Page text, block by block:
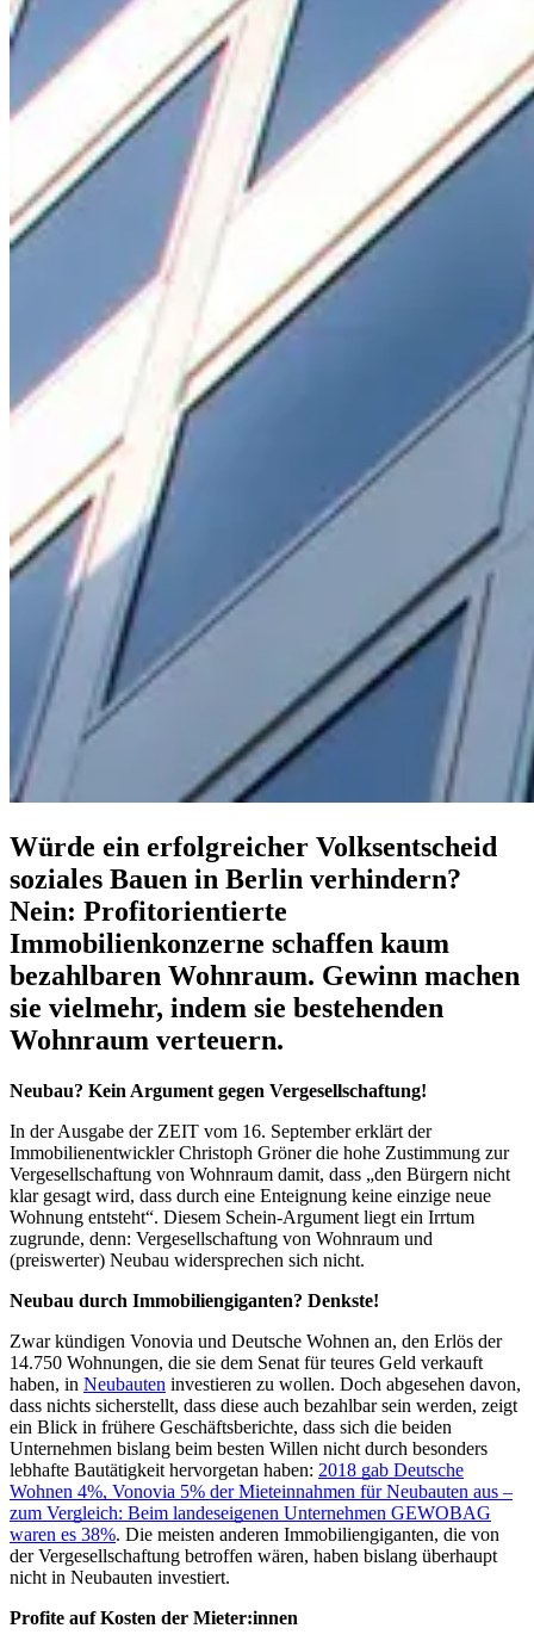
Würde ein erfolgreicher Volksentscheid
soziales Bauen in Berlin verhindern?
Nein: Profitorientierte
Immobilienkonzerne schaffen kaum
bezahlbaren Wohnraum. Gewinn machen
sie vielmehr, indem sie bestehenden
Wohnraum verteuern.
Neubau? Kein Argument gegen Vergesellschaftung!
In der Ausgabe der ZEIT vom 16. September erklärt der
Immobilienentwickler Christoph Gröner die hohe Zustimmung zur
Vergesellschaftung von Wohnraum damit, dass „den Bürgern nicht
klar gesagt wird, dass durch eine Enteignung keine einzige neue
Wohnung entsteht“. Diesem Schein-Argument liegt ein Irrtum
zugrunde, denn: Vergesellschaftung von Wohnraum und
(preiswerter) Neubau widersprechen sich nicht.
Neubau durch Immobiliengiganten? Denkste!
Zwar kündigen Vonovia und Deutsche Wohnen an, den Erlös der
14.750 Wohnungen, die sie dem Senat für teures Geld verkauft
haben, in Neubauten investieren zu wollen. Doch abgesehen davon,
dass nichts sicherstellt, dass diese auch bezahlbar sein werden, zeigt
ein Blick in frühere Geschäftsberichte, dass sich die beiden
Unternehmen bislang beim besten Willen nicht durch besonders
lebhafte Bautätigkeit hervorgetan haben: 2018 gab Deutsche
Wohnen 4%, Vonovia 5% der Mieteinnahmen für Neubauten aus –
zum Vergleich: Beim landeseigenen Unternehmen GEWOBAG
waren es 38%. Die meisten anderen Immobiliengiganten, die von
der Vergesellschaftung betroffen wären, haben bislang überhaupt
nicht in Neubauten investiert.
Profite auf Kosten der Mieter:innen